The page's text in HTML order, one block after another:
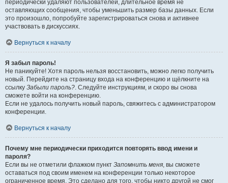
периодически удаляют пользователей, длительное время не
оставляющих сообщения, чтобы уменьшить размер базы данных. Если
это произошло, попробуйте зарегистрироваться снова и активнее
участвовать в дискуссиях.
Вернуться к началу
Я забыл пароль!
Не паникуйте! Хотя пароль нельзя восстановить, можно легко получить
новый. Перейдите на страницу входа на конференцию и щёлкните на
ссылку Забыли пароль?. Следуйте инструкциям, и скоро вы снова
сможете войти на конференцию.
Если не удалось получить новый пароль, свяжитесь с администратором
конференции.
Вернуться к началу
Почему мне периодически приходится повторять ввод имени и
пароля?
Если вы не отметили флажком пункт Запомнить меня, вы сможете
оставаться под своим именем на конференции только некоторое
ограниченное время. Это сделано для того, чтобы никто другой не смог